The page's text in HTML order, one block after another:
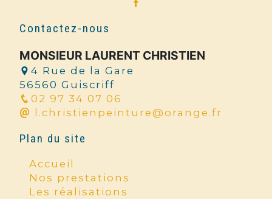
Contactez-nous
MONSIEUR LAURENT CHRISTIEN
4 Rue de la Gare
56560 Guiscriff
02 97 34 07 06
l.christienpeinture@orange.fr
Plan du site
Accueil
Nos prestations
Les réalisations